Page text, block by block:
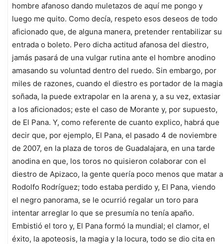
hombre afanoso dando muletazos de aquí me pongo y
luego me quito. Como decía, respeto esos deseos de todo
aficionado que, de alguna manera, pretender rentabilizar su
entrada o boleto. Pero dicha actitud afanosa del diestro,
jamás pasará de una vulgar rutina ante el hombre anodino
amasando su voluntad dentro del ruedo. Sin embargo, por
miles de razones, cuando el diestro es portador de la magia
soñada, la puede extrapolar en la arena y, a su vez, extasiar
a los aficionados; este el caso de Morante y, por supuesto,
de El Pana. Y, como referente de cuanto explico, habrá que
decir que, por ejemplo, El Pana, el pasado 4 de noviembre
de 2007, en la plaza de toros de Guadalajara, en una tarde
anodina en que, los toros no quisieron colaborar con el
diestro de Apizaco, la gente quería poco menos que matar a
Rodolfo Rodríguez; todo estaba perdido y, El Pana, viendo
el negro panorama, se le ocurrió regalar un toro para
intentar arreglar lo que se presumía no tenía apaño.
Embistió el toro y, El Pana formó la mundial; el clamor, el
éxito, la apoteosis, la magia y la locura, todo se dio cita en